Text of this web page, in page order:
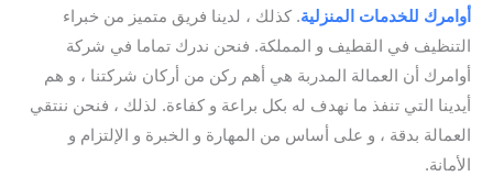
أوامرك للخدمات
المنزلية. كذلك ، لدينا فريق متميز من خبراء
التنظيف في القطيف و المملكة. فنحن ندرك تماما في شركة
أوامرك أن العمالة المدربة هي أهم ركن من أركان شركتنا ، و هم
أيدينا التي تنفذ ما نهدف له بكل براعة و كفاءة. لذلك ، فنحن ننتقي
العمالة بدقة ، و على أساس من المهارة و الخبرة و الإلتزام و
الأمانة.